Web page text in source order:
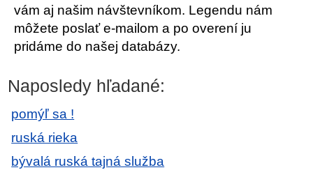
vám aj našim návštevníkom. Legendu nám
môžete poslať e-mailom a po overení ju
pridáme do našej databázy.
Naposledy hľadané:
pomýľ sa !
ruská rieka
bývalá ruská tajná služba